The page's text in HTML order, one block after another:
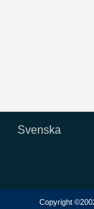
Svenska
Copyright